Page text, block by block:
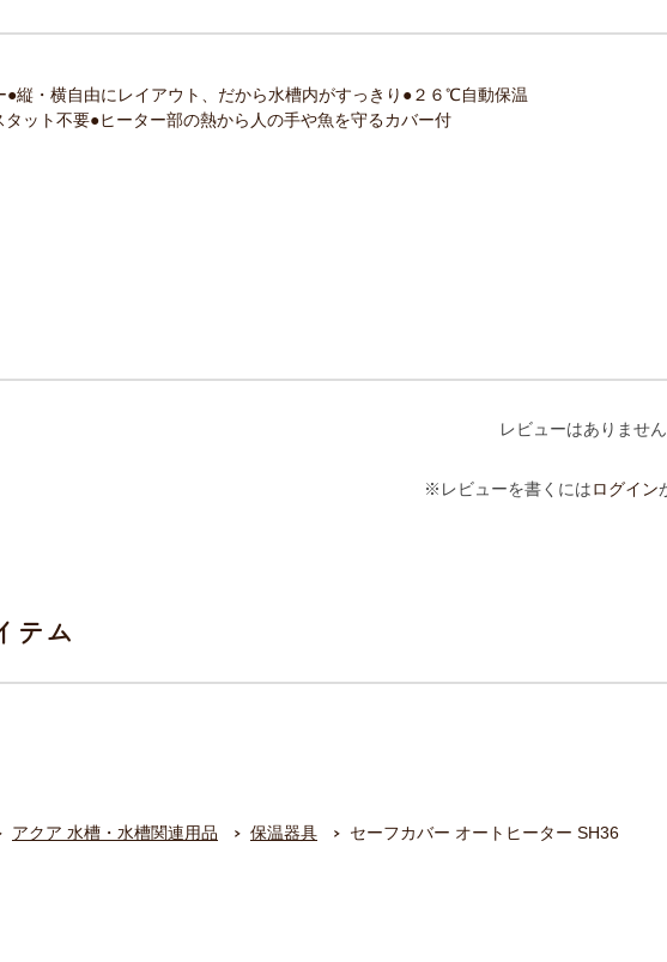
●縦・横自由にレイアウト、だから水槽内がすっきり●２６℃自動保温
ット不要●ヒーター部の熱から人の手や魚を守るカバー付
レビューはありません
※レビューを書くにはログイン
テム
アクア 水槽・水槽関連用品 保温器具 セーフカバー オートヒーター SH36